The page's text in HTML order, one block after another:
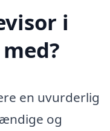
i
en uvurderlig
og